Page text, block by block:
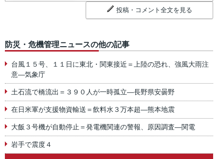
投稿・コメント全文を見る
防災・危機管理ニュースの他の記事
台風１５号、１１日に東北・関東接近＝上陸の恐れ、強風大雨注
意―気象庁
土石流で橋流出＝３９０人が一時孤立―長野県安曇野
在日米軍が支援物資輸送＝飲料水３万本超―熊本地震
大飯３号機が自動停止＝発電機関連の警報、原因調査―関電
岩手で震度４